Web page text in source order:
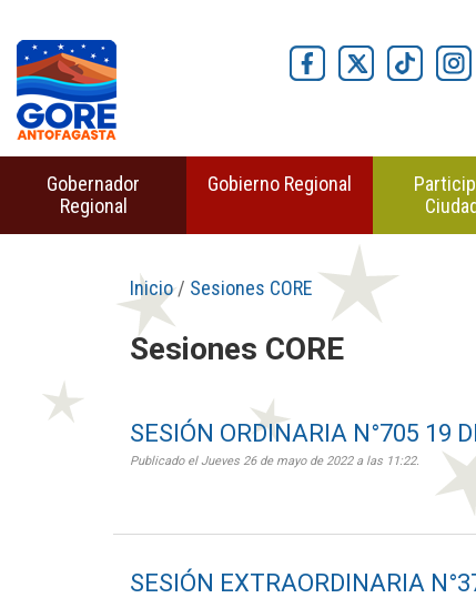
Gobernador
Regional
Gobierno Regional
Inicio/ Sesiones CORE
Sesiones CORE
SESIÓN ORDINARIA N°705 19
Publicado el Jueves 26 de mayo de 2022 a las 11:22.
SESIÓN EXTRAORDINARIA